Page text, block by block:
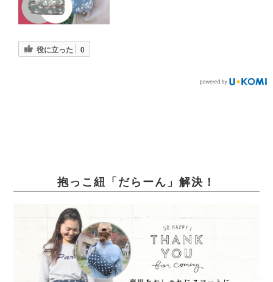
役に立った 0
抱っこ紐「だらーん」解決！